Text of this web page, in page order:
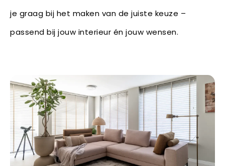
je graag bij het maken van de juiste keuze –
passend bij jouw interieur én jouw wensen.